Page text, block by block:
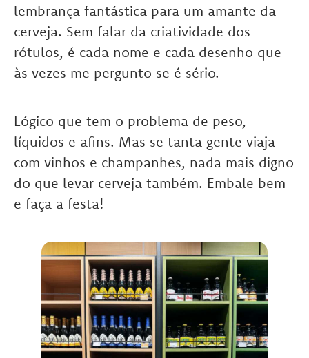
lembrança fantástica para um amante da
cerveja. Sem falar da criatividade dos
rótulos, é cada nome e cada desenho que
às vezes me pergunto se é sério.
Lógico que tem o problema de peso,
líquidos e afins. Mas se tanta gente viaja
com vinhos e champanhes, nada mais digno
do que levar cerveja também. Embale bem
e faça a festa!